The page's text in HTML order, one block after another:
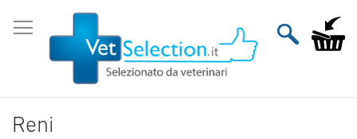
al
contenuto
Carrello
Reni